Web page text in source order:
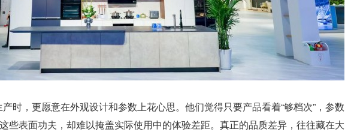
，更愿意在外观设计和参数上花心思。他们觉得只要产品看着“够档次”，参数
些表面功夫，却难以掩盖实际使用中的体验差距。真正的品质差异，往往藏在大